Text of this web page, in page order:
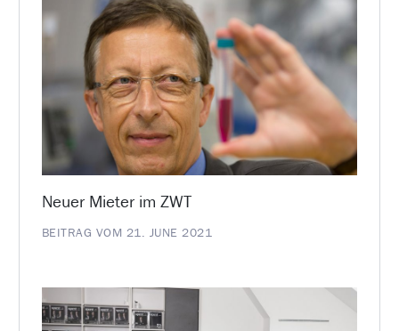
Neuer Mieter im ZWT
BEITRAG VOM 21. JUNE 2021